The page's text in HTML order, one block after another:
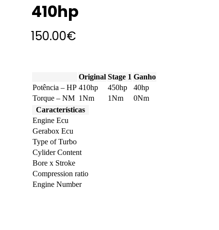
410hp
150.00€
Original Stage 1 Ganho
Potência – HP 410hp 450hp
40hp
Torque – NM 1Nm 1Nm
0Nm
Características
Engine Ecu
Gerabox Ecu
Type of Turbo
Cylider Content
Bore x Stroke
Compression ratio
Engine Number